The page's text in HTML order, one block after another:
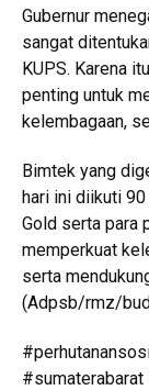
Gubernur
sangat
KUPS. Karena
penting untuk
kelembagaan,
Bimtek yang
hari ini diikuti
Gold serta para
memperkuat
serta
(Adpsb/rmz/
#sumaterabarat